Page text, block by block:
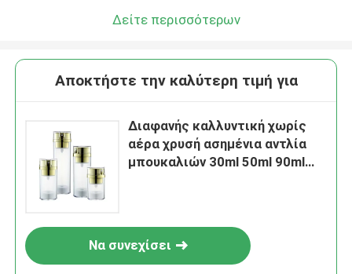
Δείτε περισσότερων
Αποκτήστε την καλύτερη τιμή για
Διαφανής καλλυντική χωρίς
αέρα χρυσή ασημένια αντλία
μπουκαλιών 30ml 50ml 90ml
Να συνεχίσει